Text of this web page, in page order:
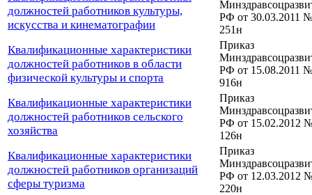
должностей работников культуры,
искусства и кинематографии
РФ от 30.03.2011
251н
Квалификационные характеристики
должностей работников в области
физической культуры и спорта
Приказ
РФ от 15.08.2011
916н
Квалификационные характеристики
должностей работников сельского
хозяйства
Приказ
РФ от 15.02.2012
126н
Квалификационные характеристики
должностей работников организаций
сферы туризма
Приказ
РФ от 12.03.2012
220н